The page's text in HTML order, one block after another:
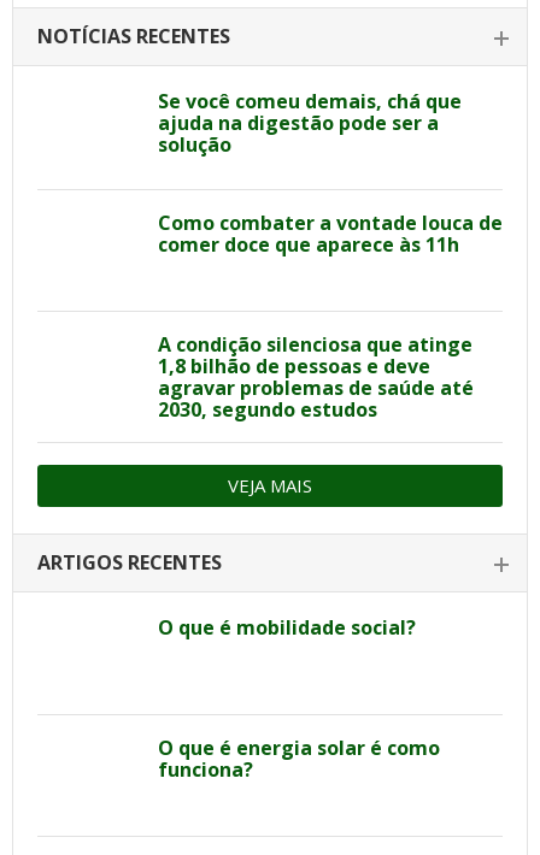
NOTÍCIAS RECENTES
Se você comeu demais, chá que
ajuda na digestão pode ser a
solução
Como combater a vontade louca de
comer doce que aparece às 11h
A condição silenciosa que atinge
1,8 bilhão de pessoas e deve
agravar problemas de saúde até
2030, segundo estudos
VEJA MAIS
ARTIGOS RECENTES
O que é mobilidade social?
O que é energia solar é como
funciona?